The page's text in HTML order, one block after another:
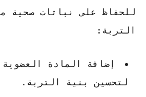
للحفاظ على نباتات صحية
التربة:
إضافة المادة
لتحسين بنية التربة.